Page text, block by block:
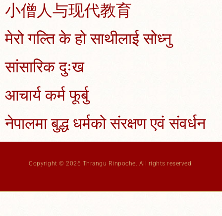
小僧人与现代教育
मेरो गल्ति के हो साथीलाई सोध्नु
सांसारिक दुःख
आचार्य कर्म फूर्बु
नेपालमा बुद्ध धर्मको संरक्षण एवं संवर्धन
Copyright © 2026 Thrangu Rinpoche. All rights reserved.